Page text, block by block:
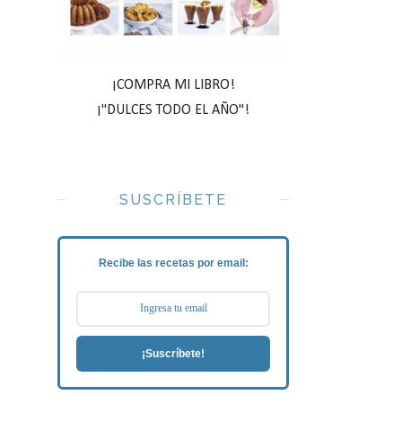
¡COMPRA MI LIBRO!
¡"DULCES TODO EL AÑO"!
SUSCRÍBETE
Recibe las recetas por email:
¡Suscríbete!